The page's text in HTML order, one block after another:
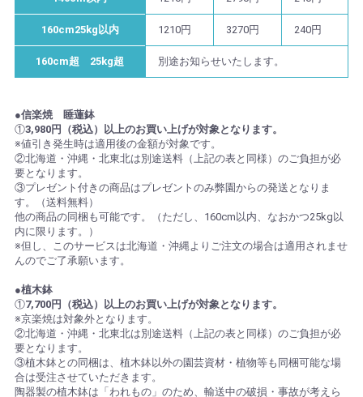
160cm25kg以内 1210円 3270円 240円
160cm超 25kg超 別途お知らせいたします。
●信楽焼 睡蓮鉢
①3,980円（税込）以上のお買い上げが対象となります。
※値引き発生時は適用後の金額が対象です。
②北海道・沖縄・北東北は別途送料（上記の表と同様）のご負担が必
要となります。
③プレゼント付きの商品はプレゼントのみ弊園からの発送となりま
す。（送料無料）
他の商品の同梱も可能です。（ただし、160cm以内、なおかつ25kg以
内に限ります。）
※但し、このサービスは北海道・沖縄よりご注文の場合は適用されませ
んのでご了承願います。
●植木鉢
①7,700円（税込）以上のお買い上げが対象となります。
※京楽焼は対象外となります。
②北海道・沖縄・北東北は別途送料（上記の表と同様）のご負担が必
要となります。
③植木鉢との同梱は、植木鉢以外の園芸資材・植物等も同梱可能な場
合は受注させていただきます。
陶器製の植木鉢は「われもの」のため、輸送中の破損・事故が考えら